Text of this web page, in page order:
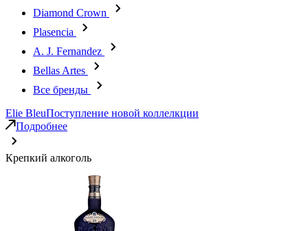
Diamond Crown
Plasencia
A. J. Fernandez
Bellas Artes
Все бренды
Elie BleuПоступление новой коллелкции
Подробнее
Крепкий алкоголь